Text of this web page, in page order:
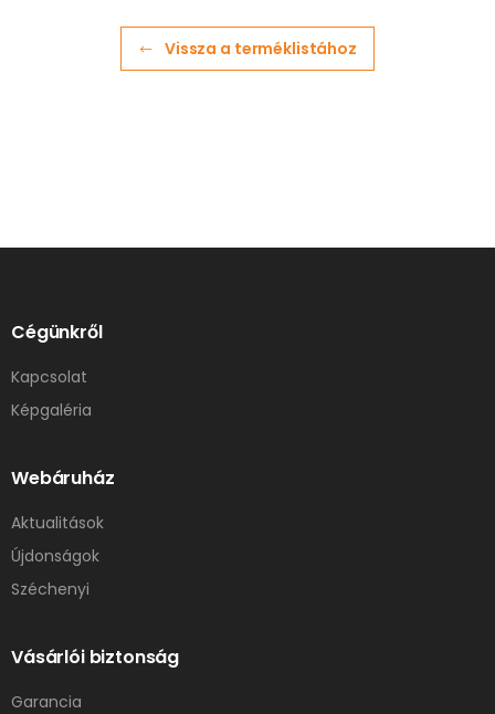
Vissza a terméklistához
Cégünkről
Kapcsolat
Képgaléria
Webáruház
Aktualitások
Újdonságok
Széchenyi
Vásárlói biztonság
Garancia